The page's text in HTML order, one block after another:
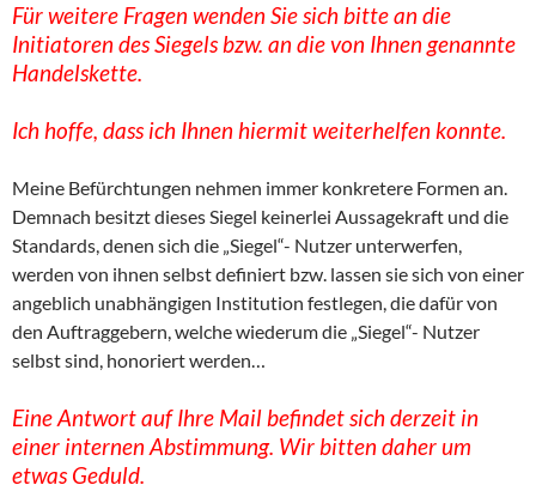
Für weitere Fragen wenden Sie sich bitte an die
Initiatoren des Siegels bzw. an die von Ihnen genannte
Handelskette.
Ich hoffe, dass ich Ihnen hiermit weiterhelfen konnte.
Meine Befürchtungen nehmen immer konkretere Formen an.
Demnach besitzt dieses Siegel keinerlei Aussagekraft und die
Standards, denen sich die „Siegel“- Nutzer unterwerfen,
werden von ihnen selbst definiert bzw. lassen sie sich von einer
angeblich unabhängigen Institution festlegen, die dafür von
den Auftraggebern, welche wiederum die „Siegel“- Nutzer
selbst sind, honoriert werden…
Eine Antwort auf Ihre Mail befindet sich derzeit in
einer internen Abstimmung. Wir bitten daher um
etwas Geduld.